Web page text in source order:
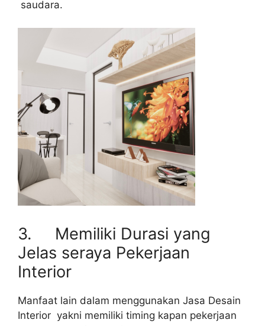
saudara.
3. Memiliki Durasi yang
Jelas seraya Pekerjaan
Interior
Manfaat lain dalam menggunakan Jasa Desain
Interior yakni memiliki timing kapan pekerjaan